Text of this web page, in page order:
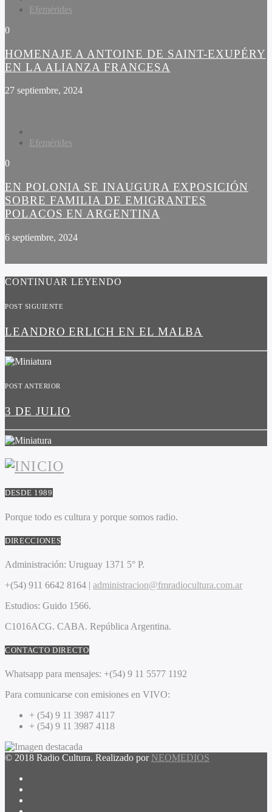
Efemérides
0
HOMENAJE A ANTOINE DE SAINT-EXUPÉRY
EN LA ALIANZA FRANCESA
27 septiembre, 2024
Efemérides
0
EN POLONIA SE INAUGURA EXPOSICIÓN
SOBRE FAMILIA DE EMIGRANTES
POLACOS EN ARGENTINA
6 septiembre, 2024
CONTINUAR LEYENDO
POST SIGUIENTE
LEANDRO ERLICH EN EL MALBA
POST ANTERIOR
3 DE JULIO
DESDE 1989
Porque todo es cultura y porque somos radio.
DIRECCIONES
Administración: Uruguay 1371 5° P.
+(54) 911 6642 8164 | administracion@fmradiocultura.com.ar
Estudios: Guido 1566.
C1016ACG. CABA. República Argentina.
CONTACTO DIRECTO
Whatsapp para mensajes: +(54) 9 11 5577 1192
Para comunicarse con emisiones en VIVO:
+ (54) 9 11 3987 4117
+ (54) 9 11 3987 4118
© 2018 Radio Cultura. Realizado por NEOMEDIOS